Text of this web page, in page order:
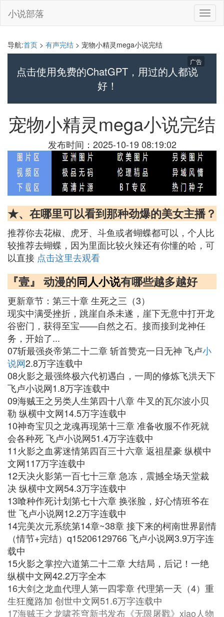
切
换
小说部落
导航:首页 > 有声完结 > 宠物小精灵mega小说完结
点击使用免费的ChatGPT，用过的人都说
好！
广告
宠物小精灵mega小说完结
发布时间：2025-10-19 08:19:02
★、在哪里可以看到那种劲爆的美女主播？
推荐你去花椒、虎牙、斗鱼或者蝴蝶都可以，个人比
较推荐去蝴蝶，因为里面比较火辣还有你懂的哈，可
以直接 点击这里去观看
『壹』 动漫的同人小说有哪些越多越好
更新章节：第三十章 生死之三（3）
现实中满受挫折，跳崖自杀未遂，崖下无意中打开龙
谷密门，获得至宝——自然之石。接而接到龙神任
务，开始了...
07斩最强炎帝第二十二章 斩首赞克一日无神 飞卢小
说网2.8万字连载中
08火影之最强终极六代初遇白，一周的修炼飞洪天下
飞卢小说网1.8万字连载中
09海贼王之另类人生第四十八章 牛叉的瓦尔波小贝
勒 纵横中文网14.5万字连载中
10神奇宝贝之龙魂再现第十三章 准备收服不作死就
会各种死 飞卢小说网51.4万字连载中
11火影之血雾迷情第四百三十六章 返祖星豪 纵横中
文网117万字连载中
12天决火影第一百七十三章 急冻，震撼全场天堂裁
决 纵横中文网54.3万字连载中
13喰种作死计划第七十六章 换张脸，好心情班爷在
世 飞卢小说网12.2万字连载中
14完美次元系统第14章~38章 接下来的柯南世界剧情
（情节+完结）q15206129766 飞卢小说网3.9万字连
载中
15火影之掌控六道第二十二章 大结局，后记！一绝
纵横中文网42.2万字全本
16大剑之龙血代理人第一四零章 代理第一天（4）重
生狂魔路加 创世中文网51.6万字连载中
17海贼王之龙啸苍穹新书发布《无限屠戮》xiao人物